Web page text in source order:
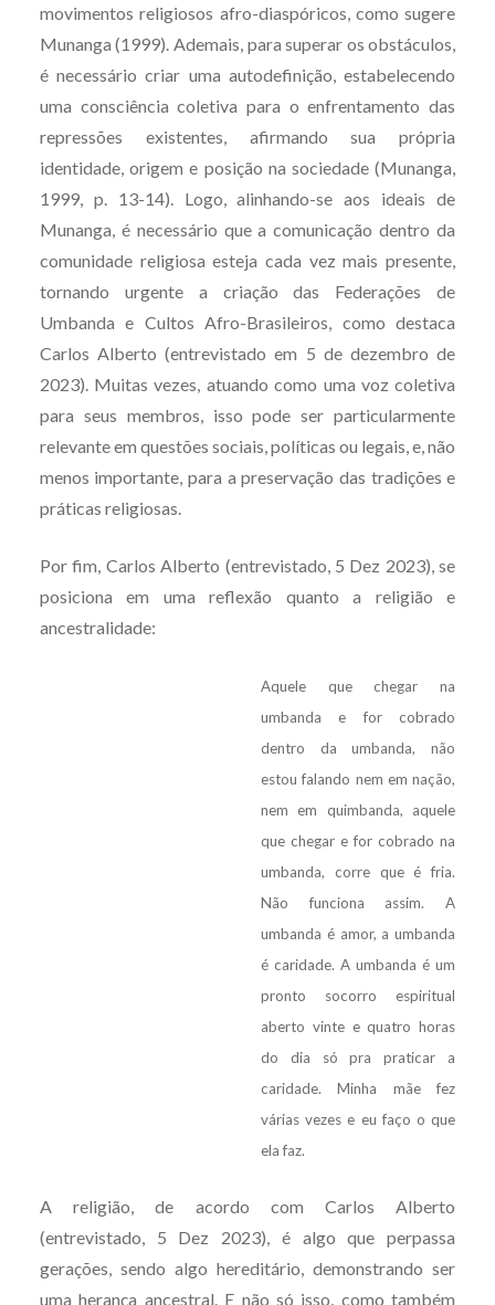
movimentos religiosos afro-diaspóricos, como sugere
Munanga (1999). Ademais, para superar os obstáculos,
é necessário criar uma autodefinição, estabelecendo
uma consciência coletiva para o enfrentamento das
repressões existentes, afirmando sua própria
identidade, origem e posição na sociedade (Munanga,
1999, p. 13-14). Logo, alinhando-se aos ideais de
Munanga, é necessário que a comunicação dentro da
comunidade religiosa esteja cada vez mais presente,
tornando urgente a criação das Federações de
Umbanda e Cultos Afro-Brasileiros, como destaca
Carlos Alberto (entrevistado em 5 de dezembro de
2023). Muitas vezes, atuando como uma voz coletiva
para seus membros, isso pode ser particularmente
relevante em questões sociais, políticas ou legais, e, não
menos importante, para a preservação das tradições e
práticas religiosas.
Por fim, Carlos Alberto (entrevistado, 5 Dez 2023), se
posiciona em uma reflexão quanto a religião e
ancestralidade:
Aquele que chegar na
umbanda e for cobrado
dentro da umbanda, não
estou falando nem em nação,
nem em quimbanda, aquele
que chegar e for cobrado na
umbanda, corre que é fria.
Não funciona assim. A
umbanda é amor, a umbanda
é caridade. A umbanda é um
pronto socorro espiritual
aberto vinte e quatro horas
do dia só pra praticar a
caridade. Minha mãe fez
várias vezes e eu faço o que
ela faz.
A religião, de acordo com Carlos Alberto
(entrevistado, 5 Dez 2023), é algo que perpassa
gerações, sendo algo hereditário, demonstrando ser
uma herança ancestral. E não só isso, como também